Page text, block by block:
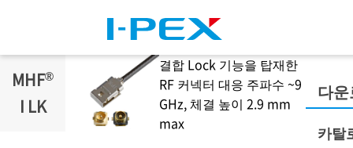
MHF®
I LK
결합 Lock 기능을 탑재한
RF 커넥터 대응 주파수 ~9
GHz, 체결 높이 2.9 mm
max
다
카탈